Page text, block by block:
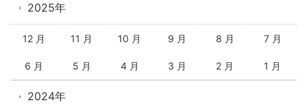
2025年
12 月 11 月 10 月 9 月 8 月 7 月
6 月 5 月 4 月 3 月 2 月 1 月
2024年